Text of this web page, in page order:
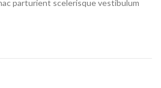
parturient scelerisque vestibulum